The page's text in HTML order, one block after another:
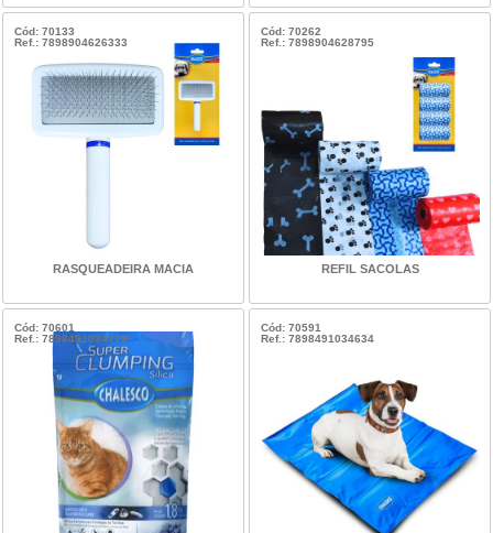
Cód: 70133
Ref.: 7898904626333
RASQUEADEIRA MACIA
Cód: 70262
Ref.: 7898904628795
REFIL SACOLAS
Cód: 70601
Ref.: 7898491034719
Cód: 70591
Ref.: 7898491034634